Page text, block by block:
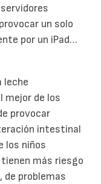
un solo
por un iPad…
leche
mejor de los
provocar
intestinal
los niños
más riesgo
de problemas